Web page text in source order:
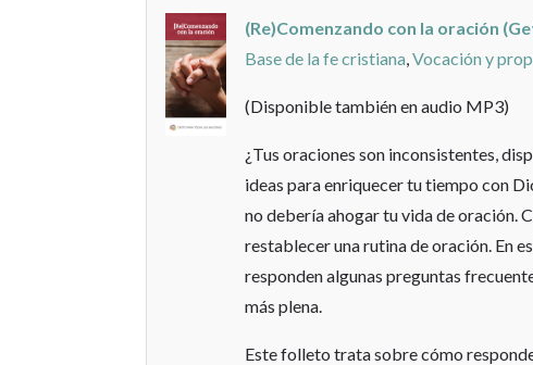
(Re)Comenzando con la oración
Base de la fe cristiana ,Vocación y
(Disponible también en audio MP3)
¿Tus oraciones son inconsistentes,
ideas para enriquecer tu tiempo con
no debería ahogar tu vida de oración.
restablecer una rutina de oración. En
responden algunas preguntas
más plena.
Este folleto trata sobre cómo